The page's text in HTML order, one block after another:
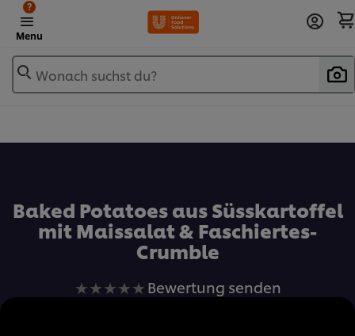
Menu
?
Wonach suchst du?
Baked Potatoes aus Süsskartoffel
mit Maissalat & Faschiertes-
Crumble
Keine
Bewertung senden